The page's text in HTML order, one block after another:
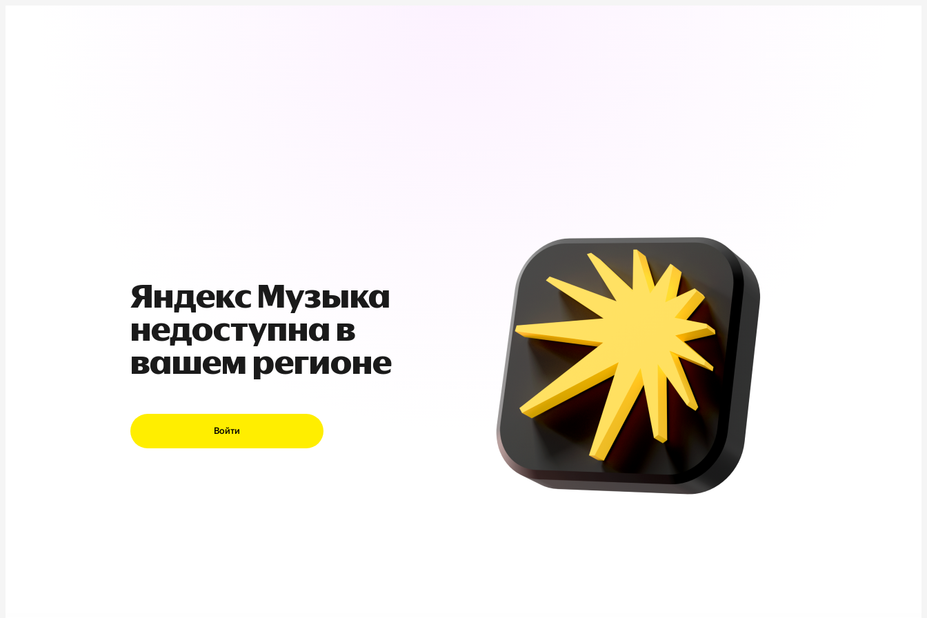
Яндекс Музыка
недоступна в
вашем регионе
Войти